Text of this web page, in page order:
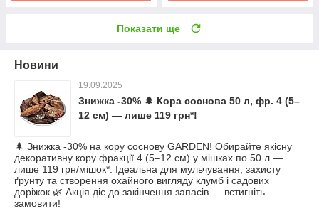
Показати ще
Новини
19.09.2025
Знижка -30% 🌲 Кора соснова 50 л, фр. 4 (5–
12 см) — лише 119 грн*!
🌲 Знижка -30% на кору соснову GARDEN! Обирайте якісну
декоративну кору фракції 4 (5–12 см) у мішках по 50 л —
лише 119 грн/мішок*. Ідеальна для мульчування, захисту
ґрунту та створення охайного вигляду клумб і садових
доріжок 🌿 Акція діє до закінчення запасів — встигніть
замовити!